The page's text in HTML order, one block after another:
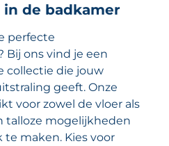
de badkamer
perfecte
Bij ons vind je een
collectie die jouw
geeft. Onze
voor zowel de vloer als
talloze mogelijkheden
maken. Kies voor